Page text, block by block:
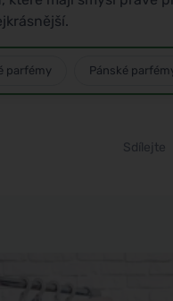
parfémy Pánské
Sdílejte